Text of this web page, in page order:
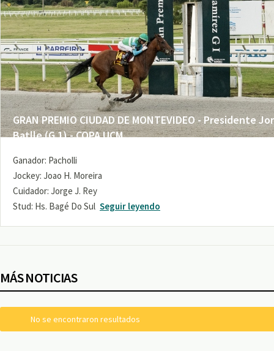
GRAN PREMIO CIUDAD DE MONTEVIDEO - Presidente
Batlle (G 1) - COPA UCM
Ganador: Pacholli
Jockey: Joao H. Moreira
Cuidador: Jorge J. Rey
Stud: Hs. Bagé Do Sul Seguir leyendo
MÁS NOTICIAS
No se encontraron resultados